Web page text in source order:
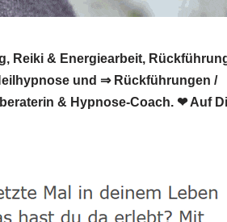
Reiki & Energiearbeit,
und ⇒ Rückführungen /
& Hypnose-Coach. ❤ Auf